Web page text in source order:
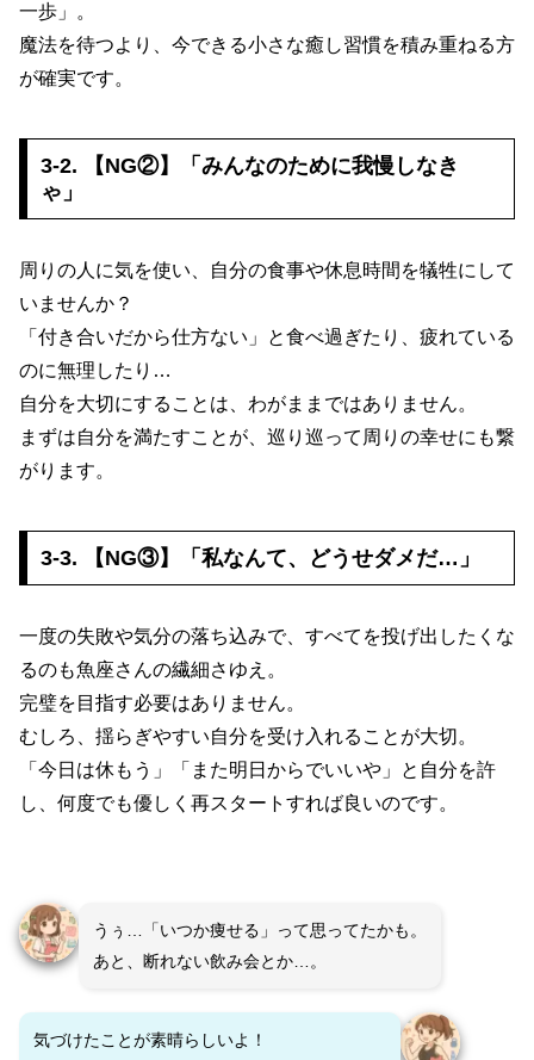
一歩」。
魔法を待つより、今できる小さな癒し習慣を積み重ねる方
が確実です。
3-2. 【NG②】「みんなのために我慢しなき
ゃ」
周りの人に気を使い、自分の食事や休息時間を犠牲にして
いませんか？
「付き合いだから仕方ない」と食べ過ぎたり、疲れている
のに無理したり…
自分を大切にすることは、わがままではありません。
まずは自分を満たすことが、巡り巡って周りの幸せにも繋
がります。
3-3. 【NG③】「私なんて、どうせダメだ…」
一度の失敗や気分の落ち込みで、すべてを投げ出したくな
るのも魚座さんの繊細さゆえ。
完璧を目指す必要はありません。
むしろ、揺らぎやすい自分を受け入れることが大切。
「今日は休もう」「また明日からでいいや」と自分を許
し、何度でも優しく再スタートすれば良いのです。
うぅ…「いつか痩せる」って思ってたかも。
あと、断れない飲み会とか…。
気づけたことが素晴らしいよ！